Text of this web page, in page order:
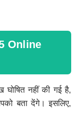
Online
घोषित नहीं की गई है,
बता देंगे। इसलिए,